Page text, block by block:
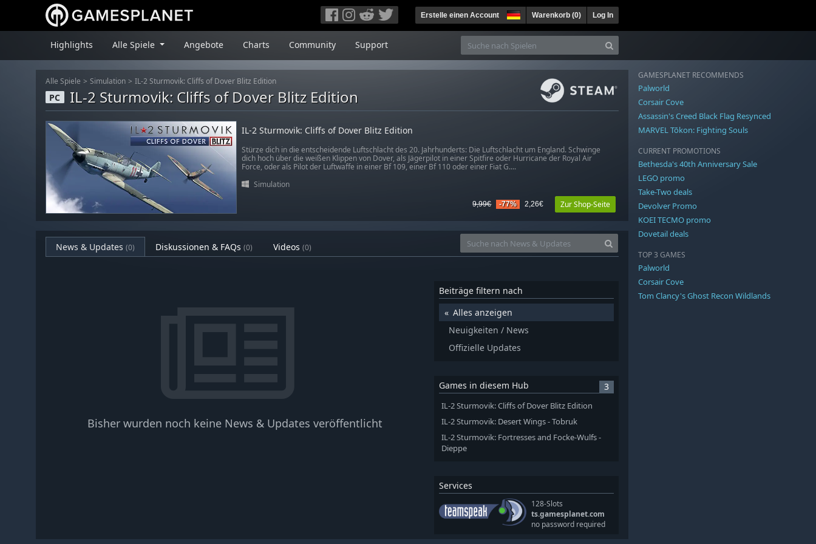
Erstelle einen Account Warenkorb (0) Log In
Highlights Alle Spiele Angebote Charts Community Support
Alle Spiele Simulation IL-2 Sturmovik: Cliffs of Dover Blitz Edition
PC IL-2 Sturmovik: Cliffs of Dover Blitz Edition
IL-2 Sturmovik: Cliffs of Dover Blitz Edition
Stürze dich in die entscheidende Luftschlacht des 20. Jahrhunderts: Die Luftschlacht um England. Schwinge
dich hoch über die weißen Klippen von Dover, als Jägerpilot in einer Spitfire oder Hurricane der Royal Air
Force, oder als Pilot der Luftwaffe in einer Bf 109, einer Bf 110 oder einer Fiat G....
Simulation
9,99€ -77% 2,26€ Zur Shop-Seite
News & Updates (0) Diskussionen & FAQs (0) Videos (0)
Bisher wurden noch keine News & Updates veröffentlicht
Beiträge filtern nach
Alles anzeigen
Neuigkeiten / News
Offizielle Updates
Games in diesem Hub 3
IL-2 Sturmovik: Cliffs of Dover Blitz Edition
IL-2 Sturmovik: Desert Wings - Tobruk
IL-2 Sturmovik: Fortresses and Focke-Wulfs -
Dieppe
Services
128-Slots
ts.gamesplanet.com
no password required
GAMESPLANET RECOMMENDS
Palworld
Corsair Cove
Assassin's Creed Black Flag Resynced
MARVEL Tōkon: Fighting Souls
CURRENT PROMOTIONS
Bethesda's 40th Anniversary Sale
LEGO promo
Take-Two deals
Devolver Promo
KOEI TECMO promo
Dovetail deals
TOP 3 GAMES
Palworld
Corsair Cove
Tom Clancy's Ghost Recon Wildlands